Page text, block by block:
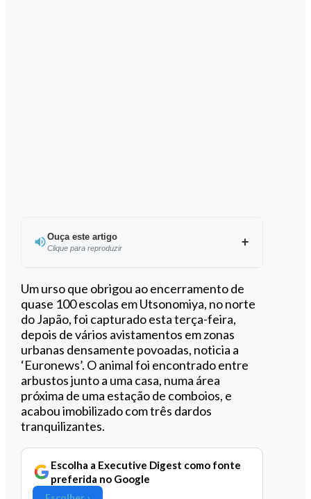
Ouça este artigo
Clique para reproduzir
0:00/2:48
Um urso que obrigou ao encerramento de
quase 100 escolas em Utsonomiya, no norte
do Japão, foi capturado esta terça-feira,
depois de vários avistamentos em zonas
urbanas densamente povoadas, noticia a
‘Euronews’. O animal foi encontrado entre
arbustos junto a uma casa, numa área
próxima de uma estação de comboios, e
acabou imobilizado com três dardos
tranquilizantes.
Escolha a Executive Digest como fonte
preferida no Google